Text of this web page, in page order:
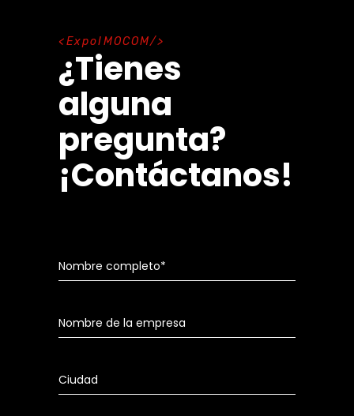
ExpoIMOCOM
¿Tienes
alguna
pregunta?
¡Contáctanos!